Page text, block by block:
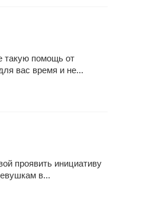
такую помощь от
вас время и не...
проявить инициативу
в...